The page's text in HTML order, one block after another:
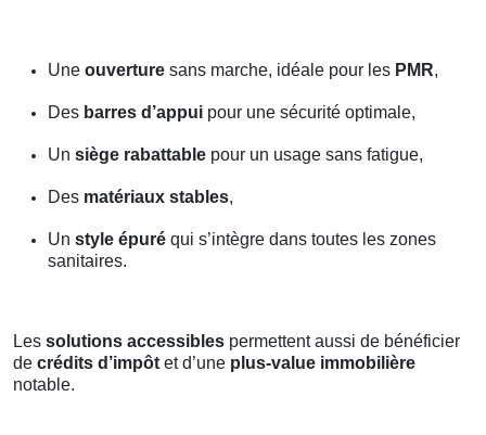
Une ouverture sans marche, idéale pour les PMR,
Des barres d’appui pour une sécurité optimale,
Un siège rabattable pour un usage sans fatigue,
Des matériaux stables,
Un style épuré qui s’intègre dans toutes les zones
sanitaires.
Les solutions accessibles permettent aussi de bénéficier
de crédits d’impôt et d’une plus-value immobilière
notable.